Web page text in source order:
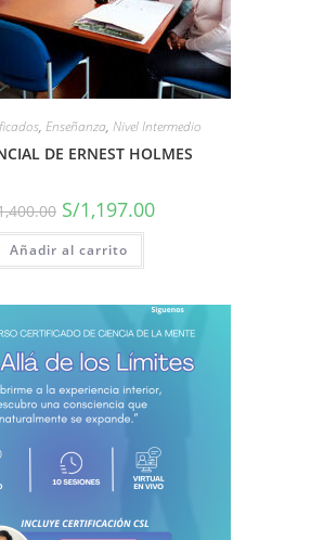
, Enseñanza, Nivel Intermedio
DE ERNEST HOLMES
S/1,197.00
Añadir al carrito